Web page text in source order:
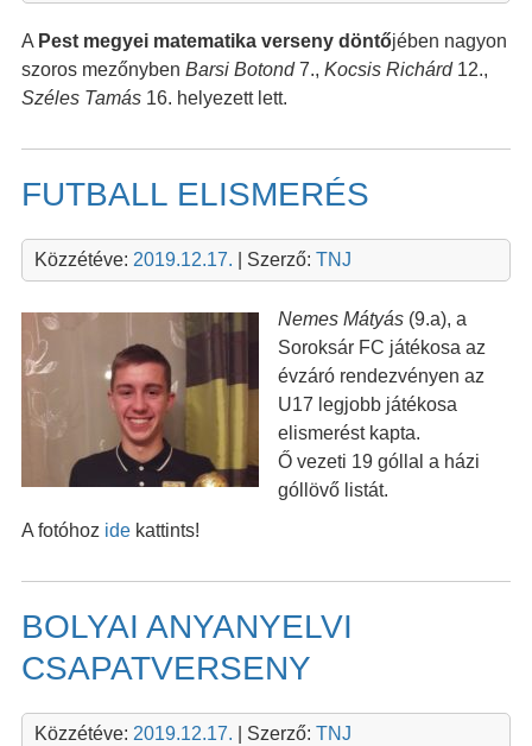
A Pest megyei matematika verseny döntőjében nagyon
szoros mezőnyben Barsi Botond7., Kocsis Richárd12.,
Széles Tamás16. helyezett lett.
FUTBALL ELISMERÉS
Közzétéve: 2019.12.17. | Szerző: TNJ
Nemes Mátyás(9.a), a
Soroksár FC játékosa az
évzáró rendezvényen az
U17 legjobb játékosa
elismerést kapta.
Ő vezeti 19 góllal a házi
góllövő listát.
A fotóhoz idekattints!
BOLYAI ANYANYELVI
CSAPATVERSENY
Közzétéve: 2019.12.17. | Szerző: TNJ